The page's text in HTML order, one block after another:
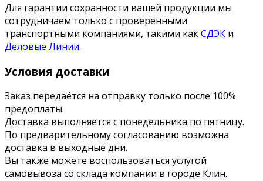
Для гарантии сохранности вашей продукции мы
сотрудничаем только с проверенными
транспортными компаниями, такими какСДЭК и
Деловые Линии.
Условия доставки
Заказ передаётся на отправку только после 100%
предоплаты.
Доставка выполняется с понедельника по пятницу.
По предварительному согласованию возможна
доставка в выходные дни.
Вы также можете воспользоваться услугой
самовывоза со склада компании в городе Клин.